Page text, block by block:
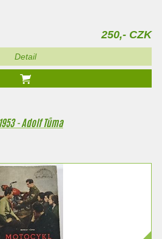
250,- CZK
Detail
- Adolf Tůma